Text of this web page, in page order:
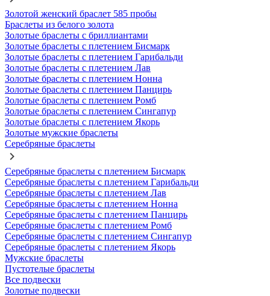
Золотой женский браслет 585 пробы
Браслеты из белого золота
Золотые браслеты с бриллиантами
Золотые браслеты с плетением Бисмарк
Золотые браслеты с плетением Гарибальди
Золотые браслеты с плетением Лав
Золотые браслеты с плетением Нонна
Золотые браслеты с плетением Панцирь
Золотые браслеты с плетением Ромб
Золотые браслеты с плетением Сингапур
Золотые браслеты с плетением Якорь
Золотые мужские браслеты
Серебряные браслеты
Серебряные браслеты с плетением Бисмарк
Серебряные браслеты с плетением Гарибальди
Серебряные браслеты с плетением Лав
Серебряные браслеты с плетением Нонна
Серебряные браслеты с плетением Панцирь
Серебряные браслеты с плетением Ромб
Серебряные браслеты с плетением Сингапур
Серебряные браслеты с плетением Якорь
Мужские браслеты
Пустотелые браслеты
Все подвески
Золотые подвески